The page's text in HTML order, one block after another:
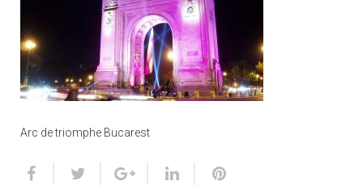
Arc de triomphe Bucarest